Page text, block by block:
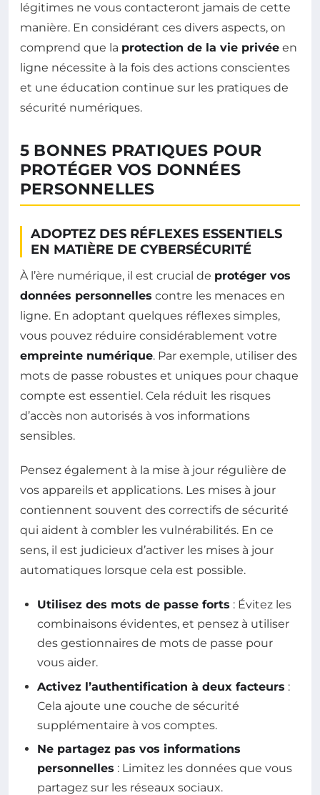
légitimes ne vous contacteront jamais de cette
manière. En considérant ces divers aspects, on
comprend que la protection de la vie privée en
ligne nécessite à la fois des actions conscientes
et une éducation continue sur les pratiques de
sécurité numériques.
5 BONNES PRATIQUES POUR
PROTÉGER VOS DONNÉES
PERSONNELLES
ADOPTEZ DES RÉFLEXES ESSENTIELS
EN MATIÈRE DE CYBERSÉCURITÉ
À l’ère numérique, il est crucial de protéger vos
données personnelles contre les menaces en
ligne. En adoptant quelques réflexes simples,
vous pouvez réduire considérablement votre
empreinte numérique. Par exemple, utiliser des
mots de passe robustes et uniques pour chaque
compte est essentiel. Cela réduit les risques
d’accès non autorisés à vos informations
sensibles.
Pensez également à la mise à jour régulière de
vos appareils et applications. Les mises à jour
contiennent souvent des correctifs de sécurité
qui aident à combler les vulnérabilités. En ce
sens, il est judicieux d’activer les mises à jour
automatiques lorsque cela est possible.
Utilisez des mots de passe forts : Évitez les
combinaisons évidentes, et pensez à utiliser
des gestionnaires de mots de passe pour
vous aider.
Activez l’authentification à deux facteurs :
Cela ajoute une couche de sécurité
supplémentaire à vos comptes.
Ne partagez pas vos informations
personnelles : Limitez les données que vous
partagez sur les réseaux sociaux.